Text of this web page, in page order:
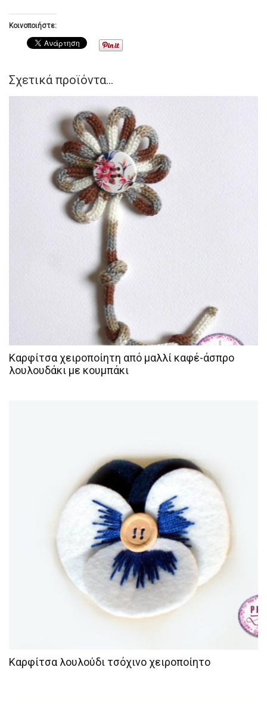
Κοινοποιήστε:
Σχετικά προϊόντα...
Καρφίτσα χειροποίητη από μαλλί καφέ-άσπρο
λουλουδάκι με κουμπάκι
Καρφίτσα λουλούδι τσόχινο χειροποίητο